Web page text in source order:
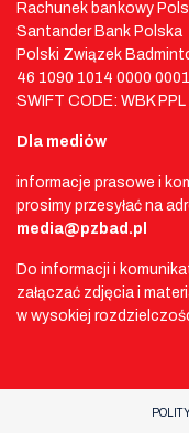
Rachunek bankowy
Santander Bank Polska
Polski Związek
46 1090 1014 0000
SWIFT CODE: WBK PPL
Dla mediów
informacje prasowe i
prosimy przesyłać na
media@pzbad.pl
Do informacji i
załączać zdjęcia i
w wysokiej